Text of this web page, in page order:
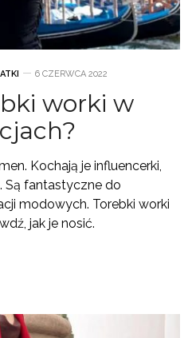
6 CZERWCA 2022
worki w
Kochają je influencerki,
Są fantastyczne do
modowych. Torebki worki
jak je nosić.